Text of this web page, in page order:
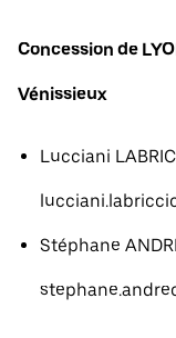
Concession de
Vénissieux
Lucciani
Stéphane